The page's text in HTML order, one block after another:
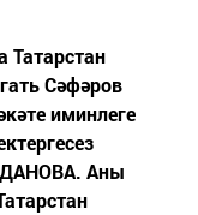
Татарстан
Сәфәров
иминлеге
Аны